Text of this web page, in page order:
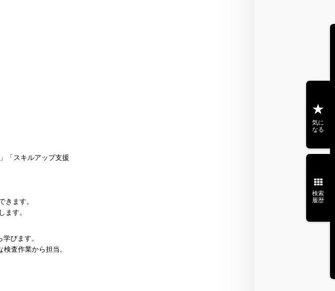
「スキルアップ支援
きます。
ます。
びます。
査作業から担当。
気に
なる
検索
履歴